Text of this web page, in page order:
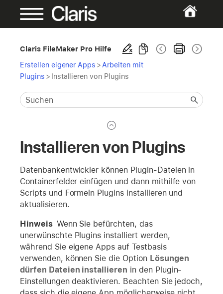
Claris FileMaker Pro Hilfe
Erstellen eigener Apps > Arbeiten mit
Plugins > Installieren von Plugins
Installieren von Plugins
Datenbankentwickler können Plugin-Dateien in
Containerfelder einfügen und dann mithilfe von
Scripts und Formeln Plugins installieren und
aktualisieren.
Hinweis Wenn Sie befürchten, das
unerwünschte Plugins installiert werden,
während Sie eigene Apps auf Testbasis
verwenden, können Sie die Option Lösungen
dürfen Dateien installieren in den Plugin-
Einstellungen deaktivieren. Beachten Sie jedoch,